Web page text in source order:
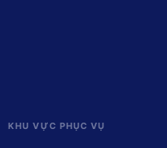
KHU VỰC PHỤC VỤ